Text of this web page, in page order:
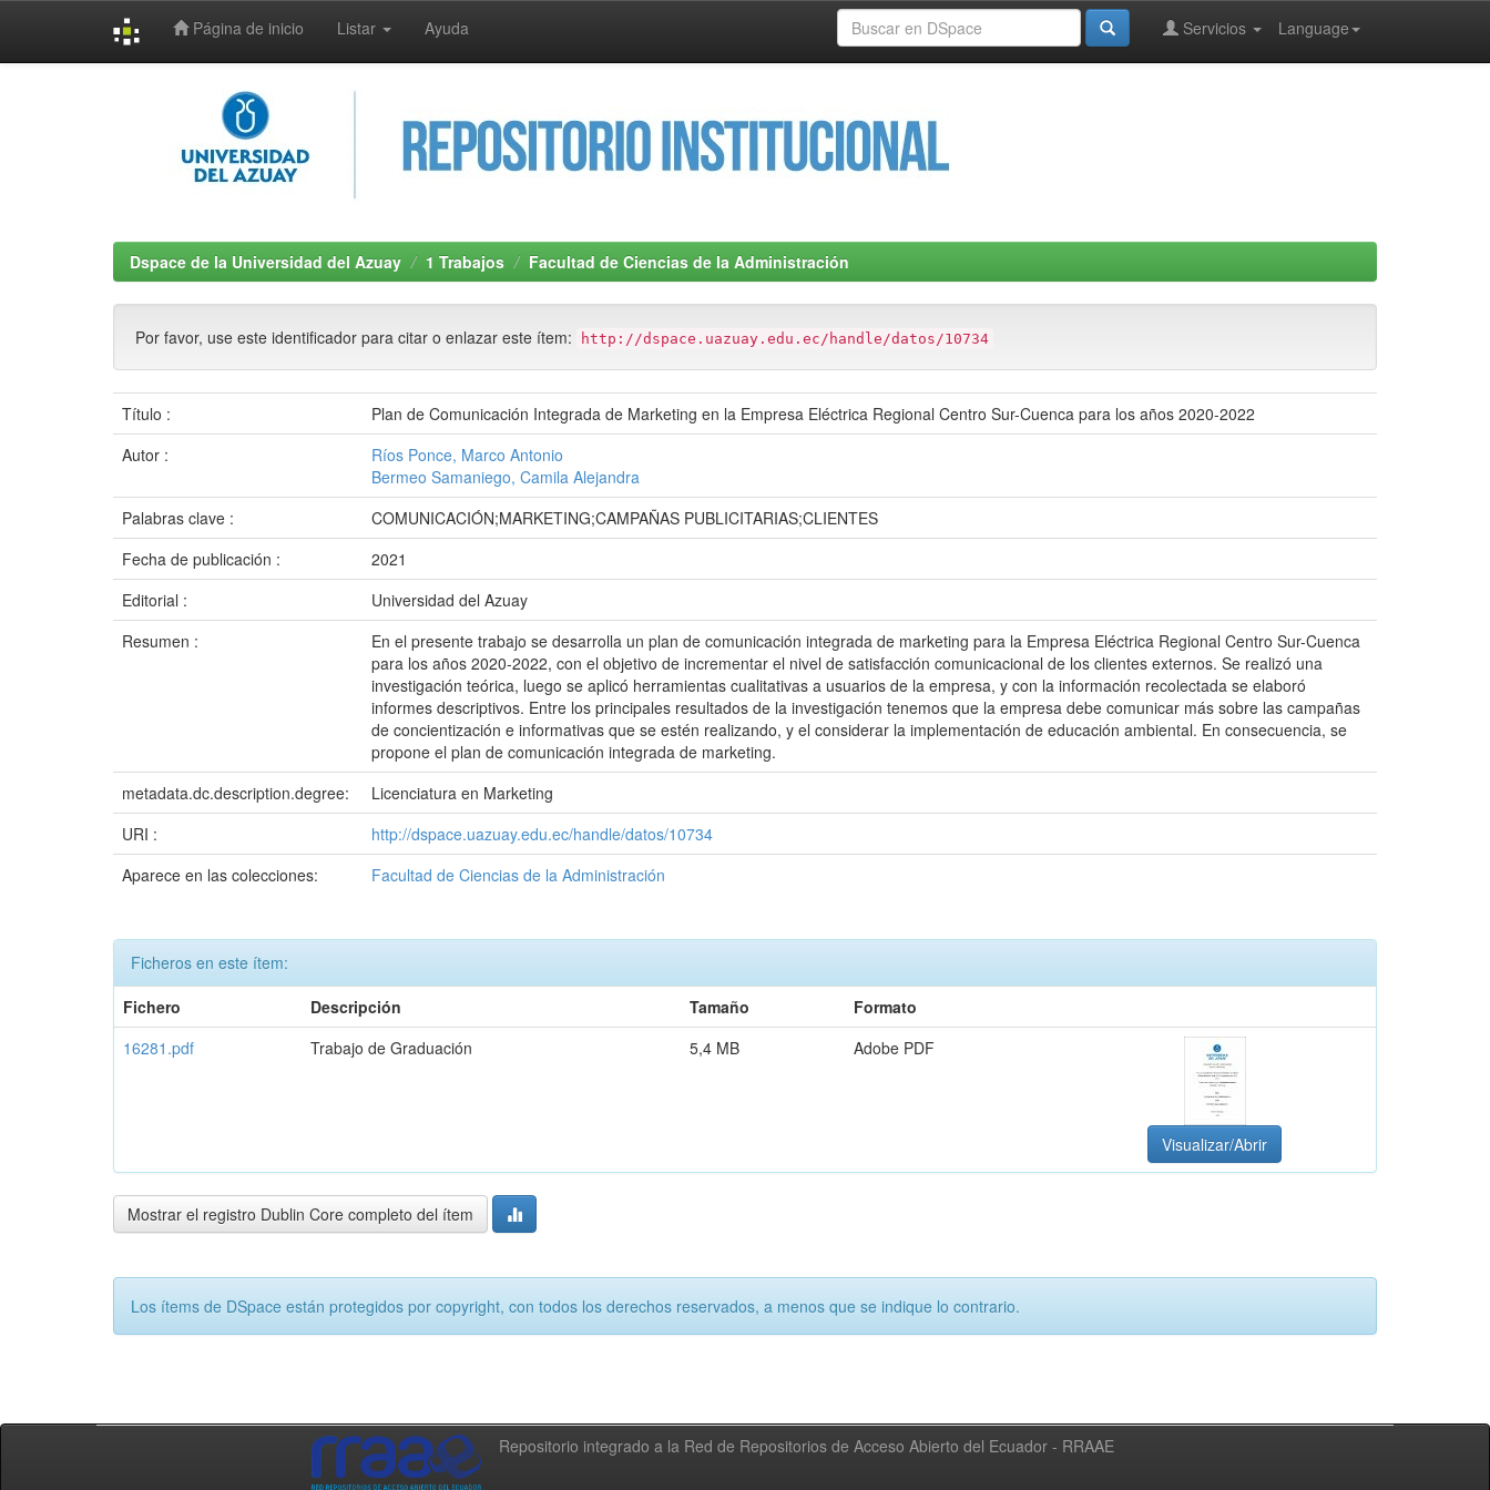
Página de inicio Listar Ayuda Language
Servicios
Dspace de la Universidad del Azuay 1 Trabajos Facultad de Ciencias de la Administración
Por favor, use este identificador para citar o enlazar este ítem: http://dspace.uazuay.edu.ec/handle/datos/10734
Título :
Plan de Comunicación Integrada de Marketing en la Empresa Eléctrica Regional Centro Sur-Cuenca para los años 2020-2022
Autor :
Ríos Ponce, Marco Antonio
Bermeo Samaniego, Camila Alejandra
Palabras clave :
COMUNICACIÓN;MARKETING;CAMPAÑAS PUBLICITARIAS;CLIENTES
Fecha de publicación :
2021
Editorial :
Universidad del Azuay
Resumen :
En el presente trabajo se desarrolla un plan de comunicación integrada de marketing para la Empresa Eléctrica Regional Centro Sur-Cuenca
para los años 2020-2022, con el objetivo de incrementar el nivel de satisfacción comunicacional de los clientes externos. Se realizó una
investigación teórica, luego se aplicó herramientas cualitativas a usuarios de la empresa, y con la información recolectada se elaboró
informes descriptivos. Entre los principales resultados de la investigación tenemos que la empresa debe comunicar más sobre las campañas
de concientización e informativas que se estén realizando, y el considerar la implementación de educación ambiental. En consecuencia, se
propone el plan de comunicación integrada de marketing.
metadata.dc.description.degree:
Licenciatura en Marketing
URI :
http://dspace.uazuay.edu.ec/handle/datos/10734
Aparece en las colecciones:
Facultad de Ciencias de la Administración
Ficheros en este ítem:
Fichero
Descripción Tamaño
Formato
16281.pdf
Trabajo de Graduación 5,4 MB Adobe PDF
Visualizar/Abrir
Mostrar el registro Dublin Core completo del ítem
Los ítems de DSpace están protegidos por copyright, con todos los derechos reservados, a menos que se indique lo contrario.
Repositorio integrado a la Red de Repositorios de Acceso Abierto del Ecuador - RRAAE